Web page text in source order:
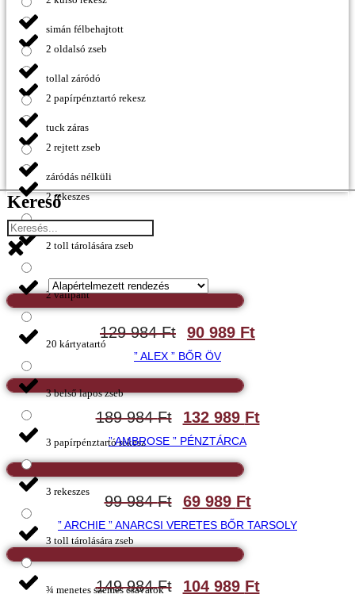
2 oldalsó zseb
2 papírpénztartó rekesz
2 rejtett zseb
2 rekeszes
2 toll tárolására zseb
2 vállpánt
20 kártyatartó
3 belső lapos zseb
3 papírpénztartó rekesz
3 rekeszes
3 toll tárolására zseb
¾ menetes szemes csavarok
simán félbehajtott
tollal záródó
tuck záras
záródás nélküli
Kereső
129 984Ft 90 989 Ft
” ALEX ” BŐR ÖV
189 984Ft 132 989 Ft
” AMBROSE ” PÉNZTÁRCA
99 984Ft 69 989 Ft
” ARCHIE ” ANARCSI VERETES BŐR TARSOLY
149 984Ft 104 989 Ft